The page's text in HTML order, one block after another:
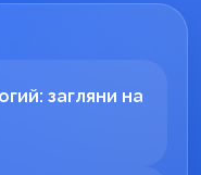
загляни на